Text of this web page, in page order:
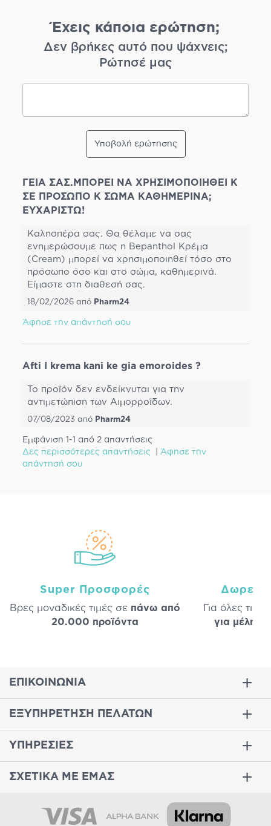
Έχεις κάποια ερώτηση;
Δεν βρήκες αυτό που ψάχνεις;
Ρώτησέ μας
Υποβολή ερώτησης
ΓΕΙΑ ΣΑΣ.ΜΠΟΡΕΙ ΝΑ ΧΡΗΣΙΜΟΠΟΙΗΘΕΙ Κ
ΣΕ ΠΡΟΣΩΠΟ Κ ΣΩΜΑ ΚΑΘΗΜΕΡΙΝΑ;
ΕΥΧΑΡΙΣΤΩ!
Καλησπέρα σας. Θα θέλαμε να σας
ενημερώσουμε πως η Bepanthol Κρέμα
(Cream) μπορεί να χρησιμοποιηθεί τόσο στο
πρόσωπο όσο και στο σώμα, καθημερινά.
Είμαστε στη διαθεσή σας.
18/02/2026 από Pharm24
Άφησε την απάντησή σου
Afti I krema kani ke gia emoroides ?
Το προϊόν δεν ενδείκνυται για την
αντιμετώπιση των Αιμορροΐδων.
07/08/2023 από Pharm24
Εμφάνιση 1-1 από 2 απαντήσεις
Δες περισσότερες απαντήσεις
|Άφησε την
απάντησή σου
Super Προσφορές
Βρες μοναδικές τιμές σε πάνω από
20.000 προϊόντα
Δωρεάν
Για όλες τις
για μέλη
ΕΠΙΚΟΙΝΩΝΙΑ
ΕΞΥΠΗΡΕΤΗΣΗ ΠΕΛΑΤΩΝ
ΥΠΗΡΕΣΙΕΣ
ΣΧΕΤΙΚΑ ΜΕ ΕΜΑΣ